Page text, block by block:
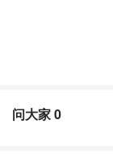
问大家0